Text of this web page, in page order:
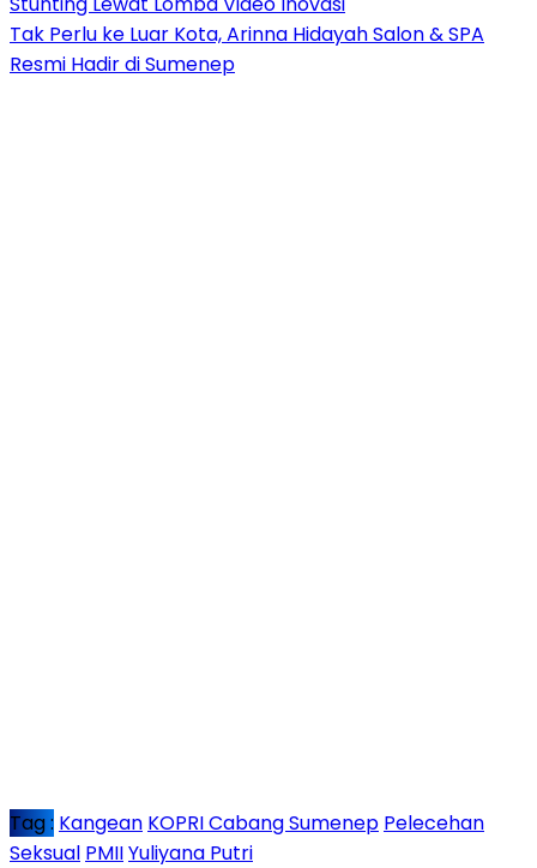
Tak Perlu ke Luar Kota, Arinna Hidayah Salon & SPA
Resmi Hadir di Sumenep
Tag : Kangean KOPRI Cabang Sumenep Pelecehan
Seksual PMIIYuliyana Putri